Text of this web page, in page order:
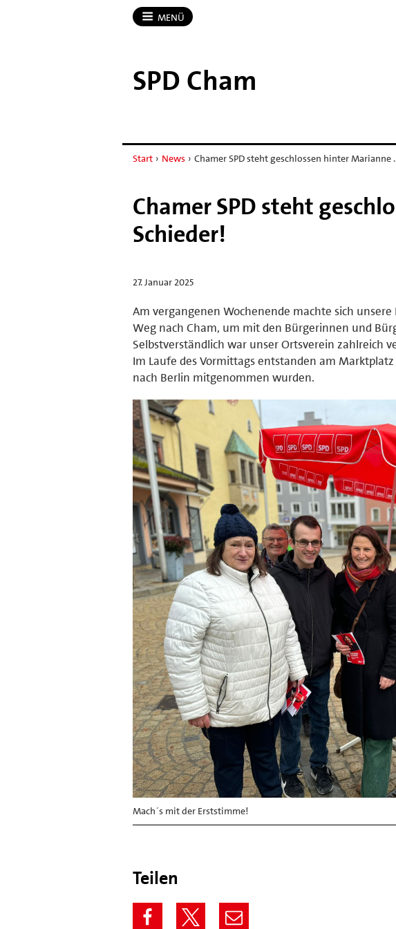
MENÜ
SPD Cham
Start › News › Chamer SPD steht geschlossen hinter Marianne
Chamer SPD steht
Schieder!
27. Januar 2025
Am vergangenen Wochenende machte sich
Weg nach Cham, um mit den Bürgerinnen und
Selbstverständlich war unser Ortsverein zahlreich
Im Laufe des Vormittags entstanden am
nach Berlin mitgenommen wurden.
Mach´s mit der Erststimme!
Teilen